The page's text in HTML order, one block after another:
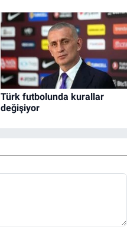
Türk futbolunda kurallar
değişiyor